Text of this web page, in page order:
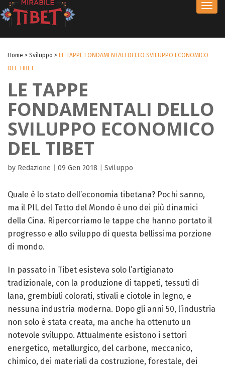
Home > Sviluppo > LE TAPPE FONDAMENTALI DELLO SVILUPPO ECONOMICO
DEL TIBET
LE TAPPE
FONDAMENTALI DELLO
SVILUPPO ECONOMICO
DEL TIBET
by Redazione 09 Gen 2018 Sviluppo
Quale è lo stato dell’economia tibetana? Pochi sanno,
ma il PIL del Tetto del Mondo è uno dei più dinamici
della Cina. Ripercorriamo le tappe che hanno portato il
progresso e allo sviluppo di questa bellissima porzione
di mondo.
In passato in Tibet esisteva solo l’artigianato
tradizionale, con la produzione di tappeti, tessuti di
lana, grembiuli colorati, stivali e ciotole in legno, e
nessuna industria moderna. Dopo gli anni 50, l’industria
non solo è stata creata, ma anche ha ottenuto un
notevole sviluppo. Attualmente esistono i settori
energetico, metallurgico, del carbone, meccanico,
chimico, dei materiali da costruzione, forestale, dei